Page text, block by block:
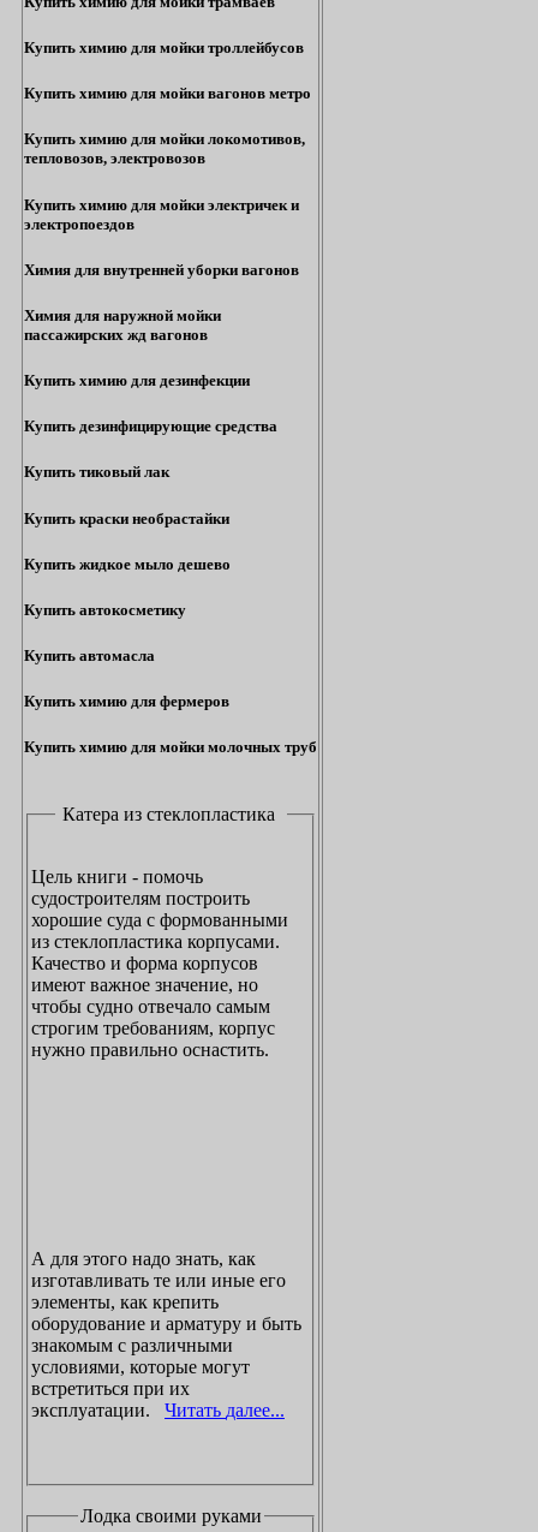
Купить химию для мойки троллейбусов
Купить химию для мойки вагонов метро
Купить химию для мойки локомотивов,
тепловозов, электровозов
Купить химию для мойки электричек и
электропоездов
Химия для внутренней уборки вагонов
Химия для наружной мойки
пассажирских жд вагонов
Купить химию для дезинфекции
Купить дезинфицирующие средства
Купить тиковый лак
Купить краски необрастайки
Купить жидкое мыло дешево
Купить автокосметику
Купить автомасла
Купить химию для фермеров
Купить химию для мойки молочных труб
Катера из стеклопластика
Цель книги - помочь
судостроителям построить
хорошие суда с формованными
из стеклопластика корпусами.
Качество и форма корпусов
имеют важное значение, но
чтобы судно отвечало самым
строгим требованиям, корпус
нужно правильно оснастить.
А для этого надо знать, как
изготавливать те или иные его
элементы, как крепить
оборудование и арматуру и быть
знакомым с различными
условиями, которые могут
встретиться при их
эксплуатации.
Читать далее...
Лодка своими руками